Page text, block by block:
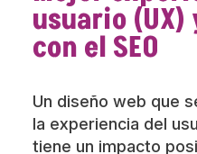
usuario
con el SEO
Un diseño web que
la experiencia del
tiene un impacto